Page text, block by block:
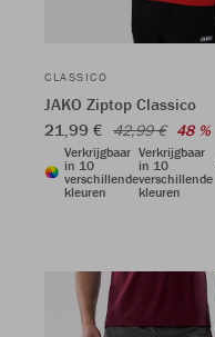
CLASSICO
JAKO Ziptop Classico
21,99 € 42,99 € 48 %
Verkrijgbaar
in 10
verschillende
kleuren
Verkrijgbaar
in 10
verschillende
kleuren